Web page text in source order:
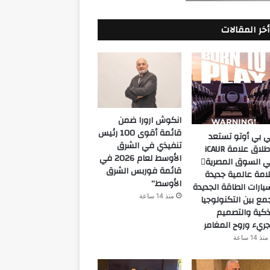
أخر المقالات
بي أوتو تستعد
لإطلاق علامة iCAUR
في السوق المصرية
عالمية جديدة
الطاقة الجديدة
بين التكنولوجيا
والتصميم
وروح المغامر
منذ 14 ساعة
انكوش ارورا ضمن
قائمة أقوى 100 رئيس
تنفيذي في الشرق
الأوسط لعام 2026 في
قائمة فوربس الشرق
الأوسط”
منذ 14 ساعة